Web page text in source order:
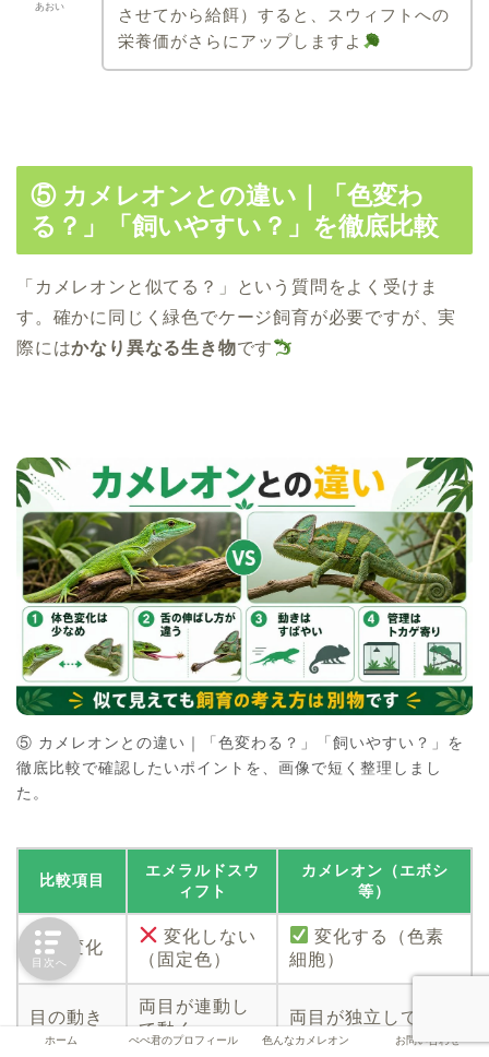
あおい
させてから給餌）すると、スウィフトへの
栄養価がさらにアップしますよ
⑤ カメレオンとの違い｜「色変わ
る？」「飼いやすい？」を徹底比較
「カメレオンと似てる？」という質問をよく受けま
す。確かに同じく緑色でケージ飼育が必要ですが、実
際にはかなり異なる生き物です
⑤ カメレオンとの違い｜「色変わる？」「飼いやすい？」を
徹底比較で確認したいポイントを、画像で短く整理しまし
た。
比較項目
エメラルドスウ
ィフト
カメレオン（エボシ
等）
体色変化
変化しない
（固定色）
変化する（色素
細胞）
目の動き
両目が連動し
て動く
両目が独立して動く
ホーム ぺぺ君のプロフィール 色んなカメレオン お問い合わせ
目次へ